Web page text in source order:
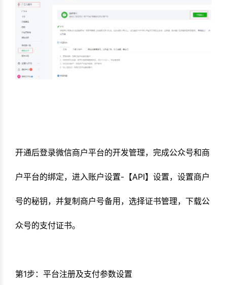
开通后登录微信商户平台的开发管理，完成公众号和商
户平台的绑定，进入账户设置-【API】设置，设置商户
号的秘钥，并复制商户号备用，选择证书管理，下载公
众号的支付证书。
第1步：平台注册及支付参数设置